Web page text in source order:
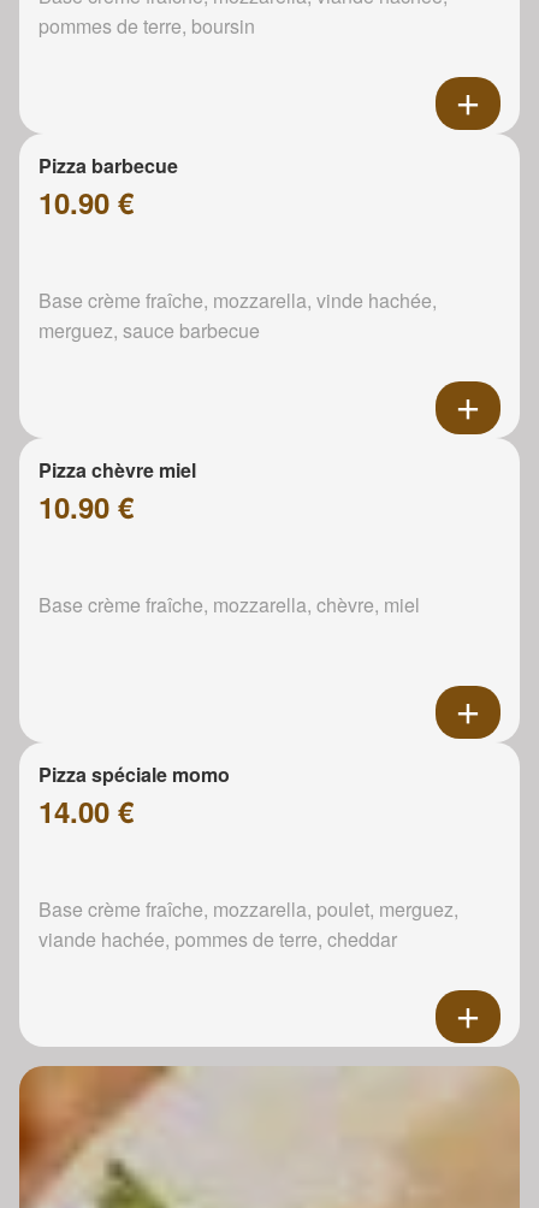
pommes de terre, boursin
Pizza barbecue
10.90 €
Base crème fraîche, mozzarella, vinde hachée,
merguez, sauce barbecue
Pizza chèvre miel
10.90 €
Base crème fraîche, mozzarella, chèvre, miel
Pizza spéciale momo
14.00 €
Base crème fraîche, mozzarella, poulet, merguez,
viande hachée, pommes de terre, cheddar